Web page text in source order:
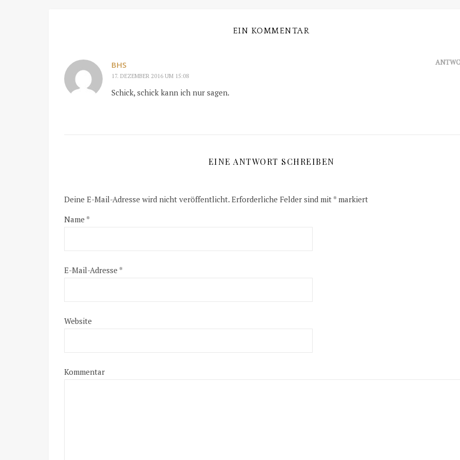
EIN KOMMENTAR
BHS
17. DEZEMBER 2016 UM 15:08
Schick, schick kann ich nur sagen.
EINE ANTWORT SCHREIBEN
Deine E-Mail-Adresse wird nicht veröffentlicht. Erforderliche Felder sind mit * markiert
Name *
E-Mail-Adresse *
Website
Kommentar